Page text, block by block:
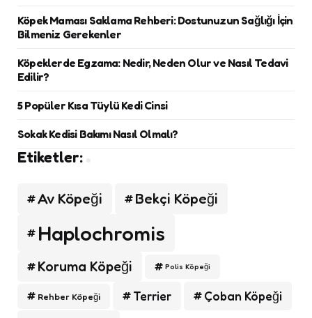
Köpek Maması Saklama Rehberi: Dostunuzun Sağlığı İçin
Bilmeniz Gerekenler
Köpeklerde Egzama: Nedir, Neden Olur ve Nasıl Tedavi
Edilir?
5 Popüler Kısa Tüylü Kedi Cinsi
Sokak Kedisi Bakımı Nasıl Olmalı?
Etiketler:
Av Köpeği Bekçi Köpeği
Haplochromis
Koruma Köpeği Polis Köpeği
Rehber Köpeği Terrier Çoban Köpeği